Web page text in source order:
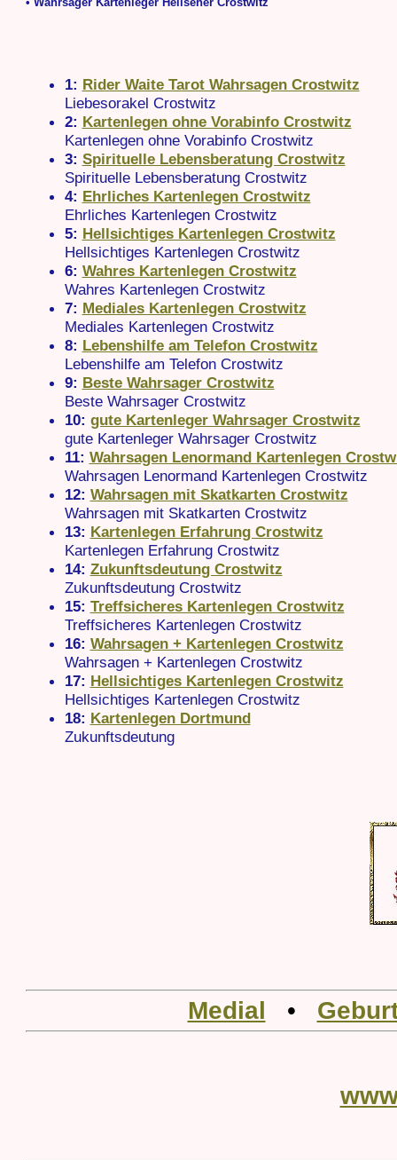
1: Rider Waite Tarot Wahrsagen Crostwitz
Liebesorakel Crostwitz
2: Kartenlegen ohne Vorabinfo Crostwitz
Kartenlegen ohne Vorabinfo Crostwitz
3: Spirituelle Lebensberatung Crostwitz
Spirituelle Lebensberatung Crostwitz
4: Ehrliches Kartenlegen Crostwitz
Ehrliches Kartenlegen Crostwitz
5: Hellsichtiges Kartenlegen Crostwitz
Hellsichtiges Kartenlegen Crostwitz
6: Wahres Kartenlegen Crostwitz
Wahres Kartenlegen Crostwitz
7: Mediales Kartenlegen Crostwitz
Mediales Kartenlegen Crostwitz
8: Lebenshilfe am Telefon Crostwitz
Lebenshilfe am Telefon Crostwitz
9: Beste Wahrsager Crostwitz
Beste Wahrsager Crostwitz
10: gute Kartenleger Wahrsager Crostwitz
gute Kartenleger Wahrsager Crostwitz
11: Wahrsagen Lenormand Kartenlegen
Wahrsagen Lenormand Kartenlegen Crostwitz
12: Wahrsagen mit Skatkarten Crostwitz
Wahrsagen mit Skatkarten Crostwitz
13: Kartenlegen Erfahrung Crostwitz
Kartenlegen Erfahrung Crostwitz
14: Zukunftsdeutung Crostwitz
Zukunftsdeutung Crostwitz
15: Treffsicheres Kartenlegen Crostwitz
Treffsicheres Kartenlegen Crostwitz
16: Wahrsagen + Kartenlegen Crostwitz
Wahrsagen + Kartenlegen Crostwitz
17: Hellsichtiges Kartenlegen Crostwitz
Hellsichtiges Kartenlegen Crostwitz
18: Kartenlegen Dortmund
Zukunftsdeutung
Medial •